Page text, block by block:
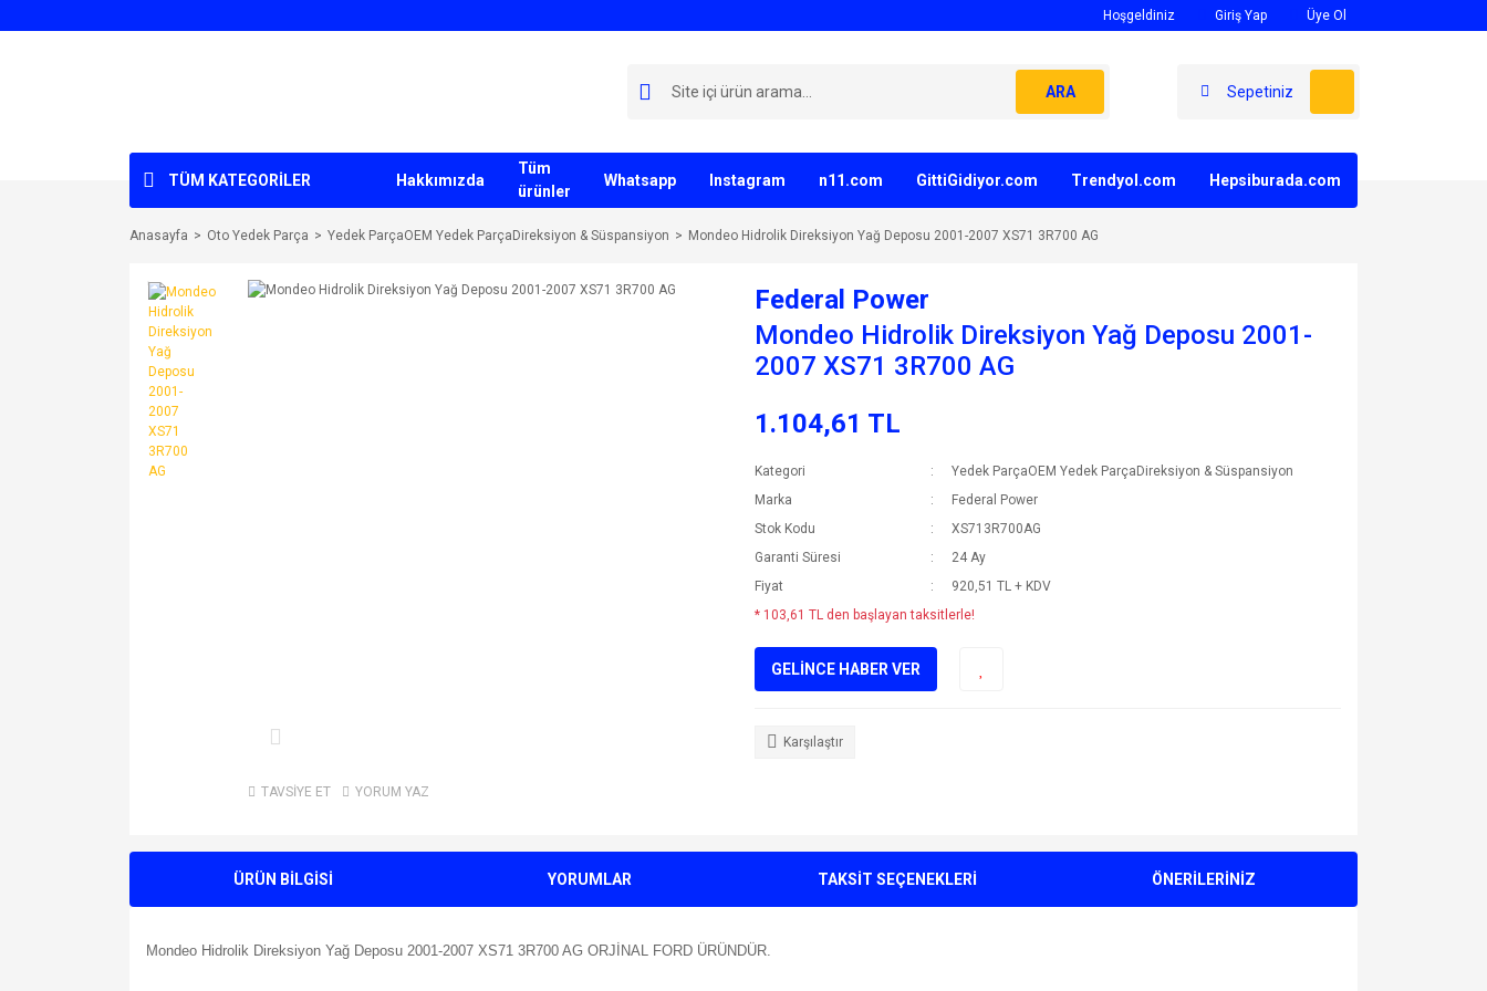
Hoşgeldiniz Giriş Yap Üye Ol
ARA Sepetiniz
TÜM KATEGORİLER Hakkımızda
Tüm
ürünler
Whatsapp Instagram n11.com GittiGidiyor.com Trendyol.com Hepsiburada.com
Anasayfa Oto Yedek Parça Yedek ParçaOEM Yedek ParçaDireksiyon & Süspansiyon Mondeo Hidrolik Direksiyon Yağ Deposu 2001-2007 XS71 3R700 AG
TAVSİYE ET YORUM YAZ
Federal Power
Mondeo Hidrolik Direksiyon Yağ Deposu 2001-
2007 XS71 3R700 AG
1.104,61 TL
Kategori
Yedek ParçaOEM Yedek ParçaDireksiyon & Süspansiyon
Marka
Federal Power
Stok Kodu
XS713R700AG
Garanti Süresi
24 Ay
Fiyat
920,51 TL + KDV
* 103,61 TL den başlayan taksitlerle!
GELİNCE HABER VER
Karşılaştır
ÜRÜN BİLGİSİ YORUMLAR TAKSİT SEÇENEKLERİ ÖNERİLERİNİZ
Mondeo Hidrolik Direksiyon Yağ Deposu 2001-2007 XS71 3R700 AG ORJİNAL FORD ÜRÜNDÜR.